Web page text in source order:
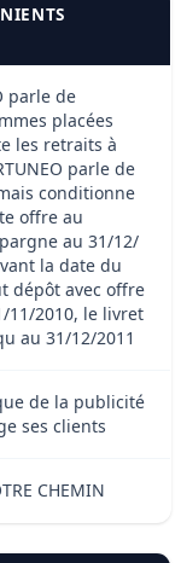
parle de
placées
les retraits à
parle de
conditionne
offre au
au 31/12/
la date du
dépôt avec offre
11/2010, le livret
au 31/12/2011
de la publicité
ses clients
CHEMIN